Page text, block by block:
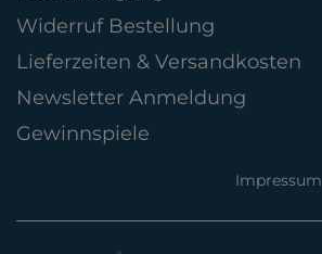
Widerruf Bestellung
Lieferzeiten & Versandkosten
Newsletter Anmeldung
Gewinnspiele
Impressum